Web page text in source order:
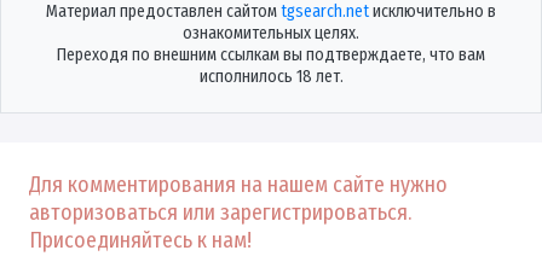
Материал предоставлен сайтомtgsearch.netисключительно в
ознакомительных целях.
Переходя по внешним ссылкам вы подтверждаете, что вам
исполнилось 18 лет.
Для комментирования на нашем сайте нужно
авторизоваться или зарегистрироваться.
Присоединяйтесь к нам!